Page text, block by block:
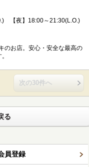
【夜】18:00～21:30(L.O.)
のお店。安心・安全な最高の
次の30件へ
る
員登録